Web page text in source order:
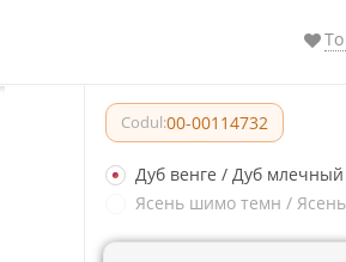
Codul:00-00114732
Дуб венге / Дуб млечный
Ясень шимо темн /